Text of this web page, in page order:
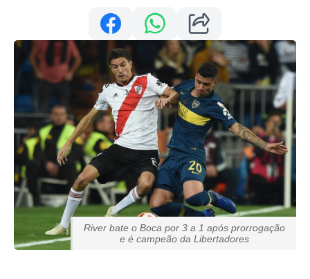
River bate o Boca por 3 a 1 após prorrogação
e é campeão da Libertadores